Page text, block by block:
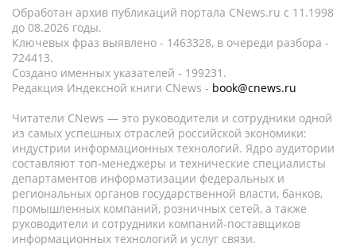
Обработан архив публикаций портала CNews.ru c 11.1998
до 08.2026 годы.
Ключевых фраз выявлено - 1463328, в очереди разбора -
724413.
Создано именных указателей - 199231.
Редакция Индексной книги CNews - book@cnews.ru
Читатели CNews — это руководители и сотрудники одной
из самых успешных отраслей российской экономики:
индустрии информационных технологий. Ядро аудитории
составляют топ-менеджеры и технические специалисты
департаментов информатизации федеральных и
региональных органов государственной власти, банков,
промышленных компаний, розничных сетей, а также
руководители и сотрудники компаний-поставщиков
информационных технологий и услуг связи.